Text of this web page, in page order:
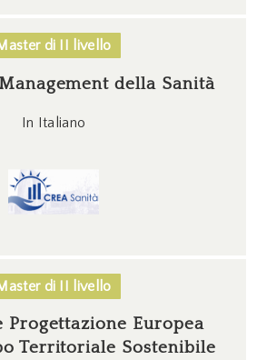
di II livello
della Sanità
In Italiano
di II livello
Progettazione Europea
Territoriale Sostenibile